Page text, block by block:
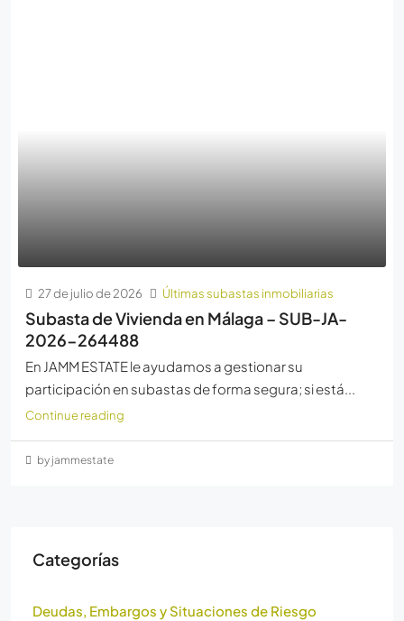
27 de julio de 2026 Últimas subastas inmobiliarias
Subasta de Vivienda en Málaga – SUB-JA-
2026-264488
En JAMM ESTATE le ayudamos a gestionar su
participación en subastas de forma segura; si está...
Continue reading
by jammestate
Categorías
Deudas, Embargos y Situaciones de Riesgo